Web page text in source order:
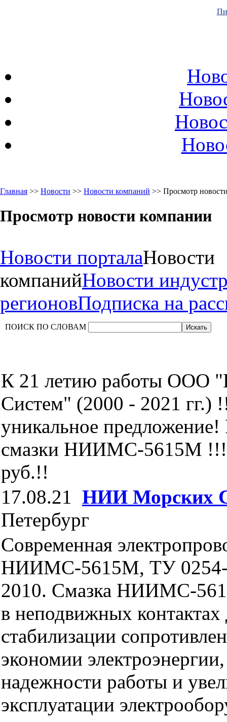
Главная >> Новости >> Новости компаний >> Просмотр
Просмотр новости компании
Новости порталаНовости
компанийНовости
регионовПодписка на
ПОИСК ПО СЛОВАМ
К 21 летию работы ООО
Систем" (2000 - 2021 гг.)
уникальное предложение!
смазки НИИМС-5615М !!!
руб.!!
17.08.21 НИИ Морских
Петербург
Современная
НИИМС-5615М, ТУ 0254-
2010. Смазка НИИМС-
в неподвижных
стабилизации
экономии
надежности работы и
эксплуатации